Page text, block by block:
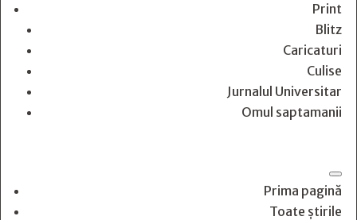
Print
Blitz
Caricaturi
Culise
Jurnalul Universitar
Omul saptamanii
Prima pagină
Toate știrile